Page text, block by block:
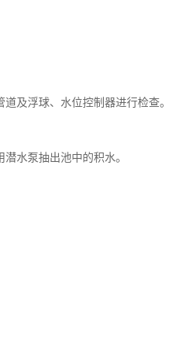
及浮球、水位控制器进行检查。
水泵抽出池中的积水。